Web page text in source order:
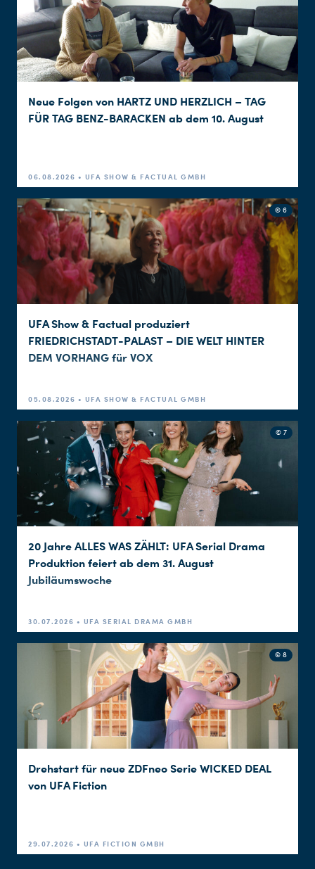
Neue Folgen von HARTZ UND HERZLICH – TAG
FÜR TAG BENZ-BARACKEN ab dem 10. August
06.08.2026 • UFA SHOW & FACTUAL GMBH
© 6
UFA Show & Factual produziert
FRIEDRICHSTADT-PALAST – DIE WELT HINTER
DEM VORHANG für VOX
05.08.2026 • UFA SHOW & FACTUAL GMBH
© 7
20 Jahre ALLES WAS ZÄHLT: UFA Serial Drama
Produktion feiert ab dem 31. August
Jubiläumswoche
30.07.2026 • UFA SERIAL DRAMA GMBH
© 8
Drehstart für neue ZDFneo Serie WICKED DEAL
von UFA Fiction
29.07.2026 • UFA FICTION GMBH